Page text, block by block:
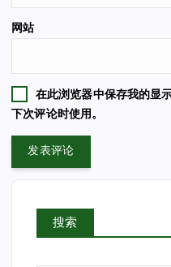
网站
在此浏览器中保存我的显
下次评论时使用。
搜索